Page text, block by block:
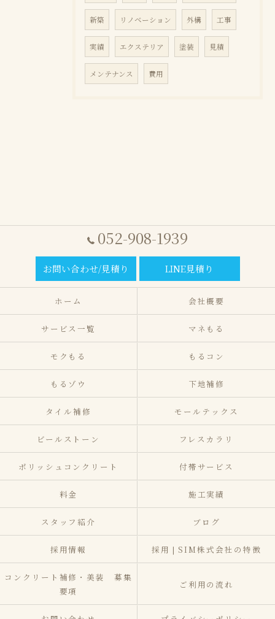
新築 リノベーション 外構 工事
実績 エクステリア 塗装 見積
メンテナンス 費用
052-908-1939
お問い合わせ/見積り LINE見積り
ホーム 会社概要
サービス一覧 マネもる
モクもる もるコン
もるゾウ 下地補修
タイル補修 モールテックス
ビールストーン フレスカラリ
ポリッシュコンクリート 付帯サービス
料金 施工実績
スタッフ紹介 ブログ
採用情報 採用❘SIM株式会社の特徴
コンクリート補修・美装 募集
要項
ご利用の流れ